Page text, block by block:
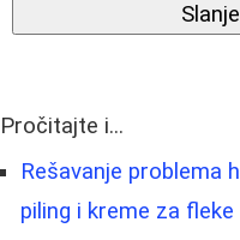
Pročitajte i...
Rešavanje problema
piling i kreme za fleke